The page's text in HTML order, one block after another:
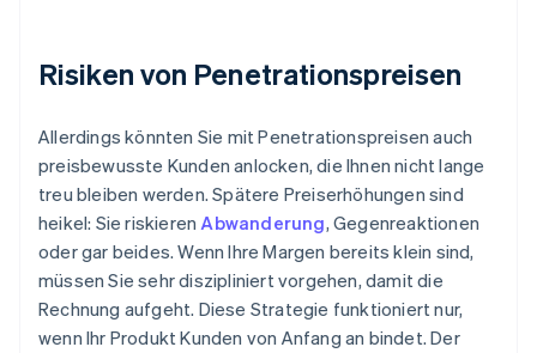
Risiken von Penetrationspreisen
Allerdings könnten Sie mit Penetrationspreisen auch
preisbewusste Kunden anlocken, die Ihnen nicht lange
treu bleiben werden. Spätere Preiserhöhungen sind
heikel: Sie riskierenAbwanderung, Gegenreaktionen
oder gar beides. Wenn Ihre Margen bereits klein sind,
müssen Sie sehr diszipliniert vorgehen, damit die
Rechnung aufgeht. Diese Strategie funktioniert nur,
wenn Ihr Produkt Kunden von Anfang an bindet. Der